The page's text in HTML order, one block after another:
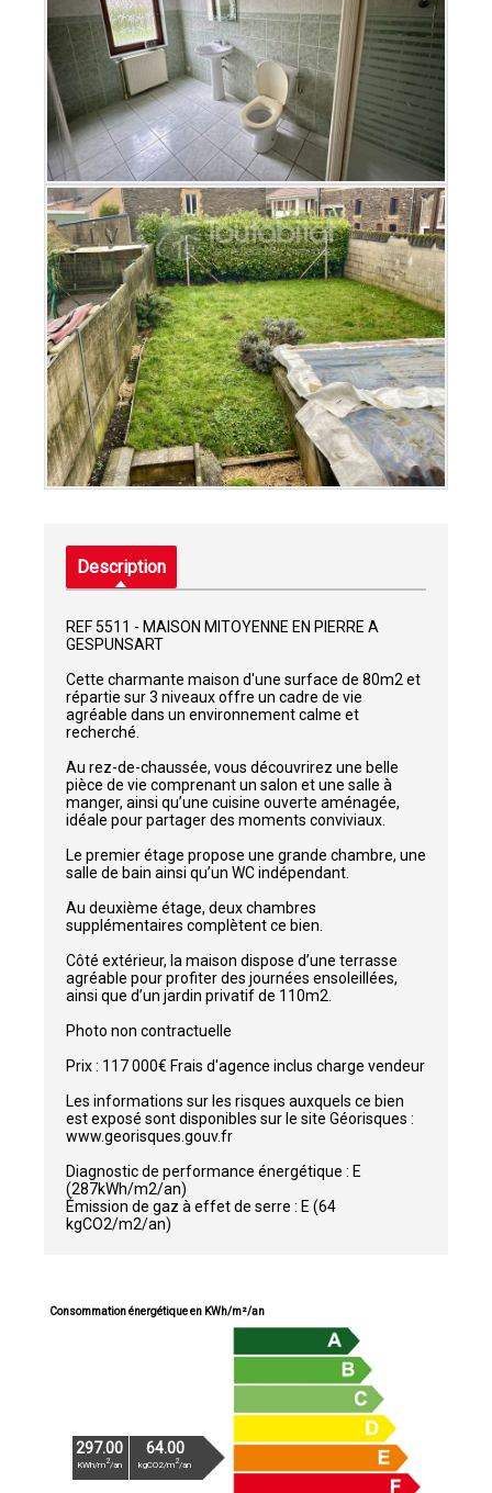
Description
REF 5511 - MAISON MITOYENNE EN PIERRE A
GESPUNSART
Cette charmante maison d'une surface de 80m2 et
répartie sur 3 niveaux offre un cadre de vie
agréable dans un environnement calme et
recherché.
Au rez-de-chaussée, vous découvrirez une belle
pièce de vie comprenant un salon et une salle à
manger, ainsi qu’une cuisine ouverte aménagée,
idéale pour partager des moments conviviaux.
Le premier étage propose une grande chambre, une
salle de bain ainsi qu’un WC indépendant.
Au deuxième étage, deux chambres
supplémentaires complètent ce bien.
Côté extérieur, la maison dispose d’une terrasse
agréable pour profiter des journées ensoleillées,
ainsi que d’un jardin privatif de 110m2.
Photo non contractuelle
Prix : 117 000€ Frais d'agence inclus charge vendeur
Les informations sur les risques auxquels ce bien
est exposé sont disponibles sur le site Géorisques :
www.georisques.gouv.fr
Diagnostic de performance énergétique : E
(287kWh/m2/an)
Émission de gaz à effet de serre : E (64
kgCO2/m2/an)
Consommation énergétique en KWh/m²/an
297.00
KWh/m2/an
64.00
kgCO2/m2/an